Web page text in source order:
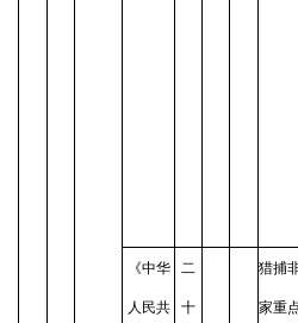
《中华
人民共
二
十
猎捕
家重